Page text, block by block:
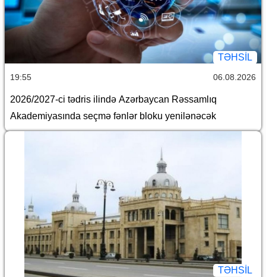
TƏHSIL
19:55 06.08.2026
2026/2027-ci tədris ilində Azərbaycan Rəssamlıq
Akademiyasında seçmə fənlər bloku yenilənəcək
TƏHSIL